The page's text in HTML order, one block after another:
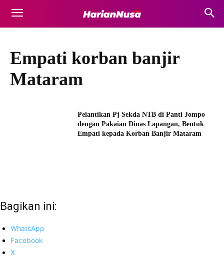
Empati korban banjir
Mataram
Pelantikan Pj Sekda NTB di Panti Jompo
dengan Pakaian Dinas Lapangan, Bentuk
Empati kepada Korban Banjir Mataram
Bagikan ini:
WhatsApp
Facebook
X